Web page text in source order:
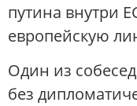
путина внутри
европейскую
Один из
без